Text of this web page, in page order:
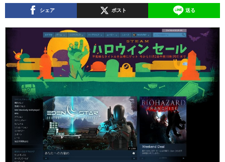
シェア ポスト 送る